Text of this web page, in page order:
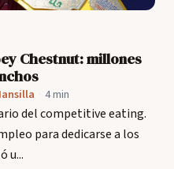
Chestnut: millones
4 min
del competitive eating.
para dedicarse a los
u...